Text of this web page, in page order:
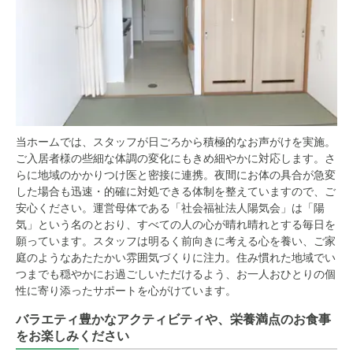
当ホームでは、スタッフが日ごろから積極的なお声がけを実施。
ご入居者様の些細な体調の変化にもきめ細やかに対応します。さ
らに地域のかかりつけ医と密接に連携。夜間にお体の具合が急変
した場合も迅速・的確に対処できる体制を整えていますので、ご
安心ください。運営母体である「社会福祉法人陽気会」は「陽
気」という名のとおり、すべての人の心が晴れ晴れとする毎日を
願っています。スタッフは明るく前向きに考える心を養い、ご家
庭のようなあたたかい雰囲気づくりに注力。住み慣れた地域でい
つまでも穏やかにお過ごしいただけるよう、お一人おひとりの個
性に寄り添ったサポートを心がけています。
バラエティ豊かなアクティビティや、栄養満点のお食事
をお楽しみください